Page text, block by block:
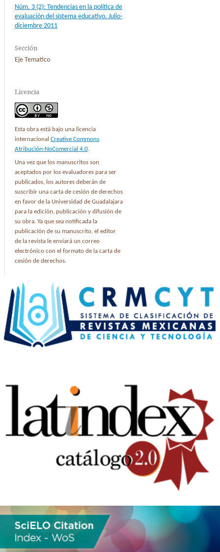
Núm. 3 (2): Tendencias en la política de
evaluación del sistema educativo. Julio-
diciembre 2011
Sección
Eje Tematico
Licencia
Esta obra está bajo una licencia
internacional Creative Commons
Atribución-NoComercial 4.0.
Una vez que los manuscritos son
aceptados por los evaluadores para ser
publicados, los autores deberán de
suscribir una carta de cesión de derechos
en favor de la Universidad de Guadalajara
para la edición, publicación y difusión de
su obra. Ya que sea notificada la
publicación de su manuscrito, el editor
de la revista le enviará un correo
electrónico con el formato de la carta de
cesión de derechos.